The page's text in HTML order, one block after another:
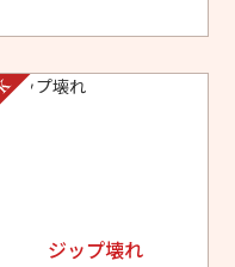
ジップ壊れ